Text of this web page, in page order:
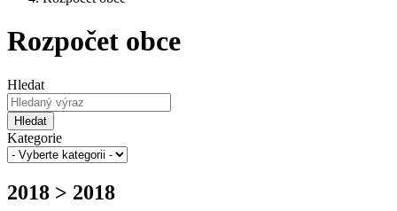
Rozpočet obce
Hledat
Hledat
Kategorie
2018 > 2018